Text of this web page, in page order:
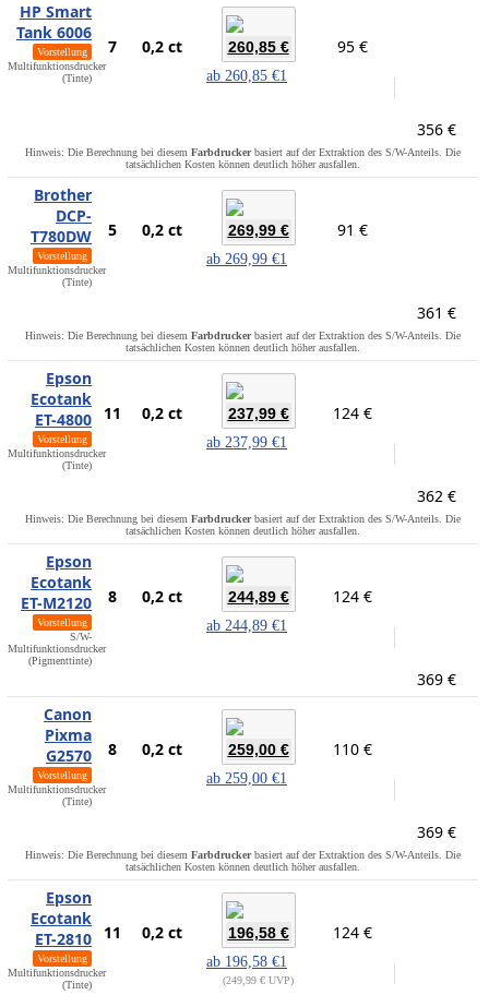
HP Smart
Tank 6006
Vorstellung
Multifunktionsdrucker
(Tinte)
7 0,2 ct 260,85 €
ab 260,85 €1
95 €
356 €
Hinweis: Die Berechnung bei diesem Farbdruckerbasiert auf der Extraktion des S/W-Anteils. Die
tatsächlichen Kosten können deutlich höher ausfallen.
Brother
DCP-
T780DW
Vorstellung
Multifunktionsdrucker
(Tinte)
5 0,2 ct 269,99 €
ab 269,99 €1
91 €
361 €
Hinweis: Die Berechnung bei diesem Farbdruckerbasiert auf der Extraktion des S/W-Anteils. Die
tatsächlichen Kosten können deutlich höher ausfallen.
Epson
Ecotank
ET-4800
Vorstellung
Multifunktionsdrucker
(Tinte)
11 0,2 ct 237,99 €
ab 237,99 €1
124 €
362 €
Hinweis: Die Berechnung bei diesem Farbdruckerbasiert auf der Extraktion des S/W-Anteils. Die
tatsächlichen Kosten können deutlich höher ausfallen.
Epson
Ecotank
ET-M2120
Vorstellung
S/W-
Multifunktionsdrucker
(Pigmenttinte)
8 0,2 ct 244,89 €
ab 244,89 €1
124 €
369 €
Canon
Pixma
G2570
Vorstellung
Multifunktionsdrucker
(Tinte)
8 0,2 ct 259,00 €
ab 259,00 €1
110 €
369 €
Hinweis: Die Berechnung bei diesem Farbdruckerbasiert auf der Extraktion des S/W-Anteils. Die
tatsächlichen Kosten können deutlich höher ausfallen.
Epson
Ecotank
ET-2810
Vorstellung
Multifunktionsdrucker
(Tinte)
11 0,2 ct 196,58 €
ab 196,58 €1
249,99 € UVP
124 €